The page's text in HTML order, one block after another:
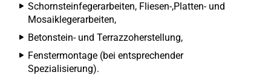
Schornsteinfegerarbeiten, Fliesen-,Platten- und
Mosaiklegerarbeiten,
Betonstein- und Terrazzoherstellung,
Fenstermontage (bei entsprechender
Spezialisierung).